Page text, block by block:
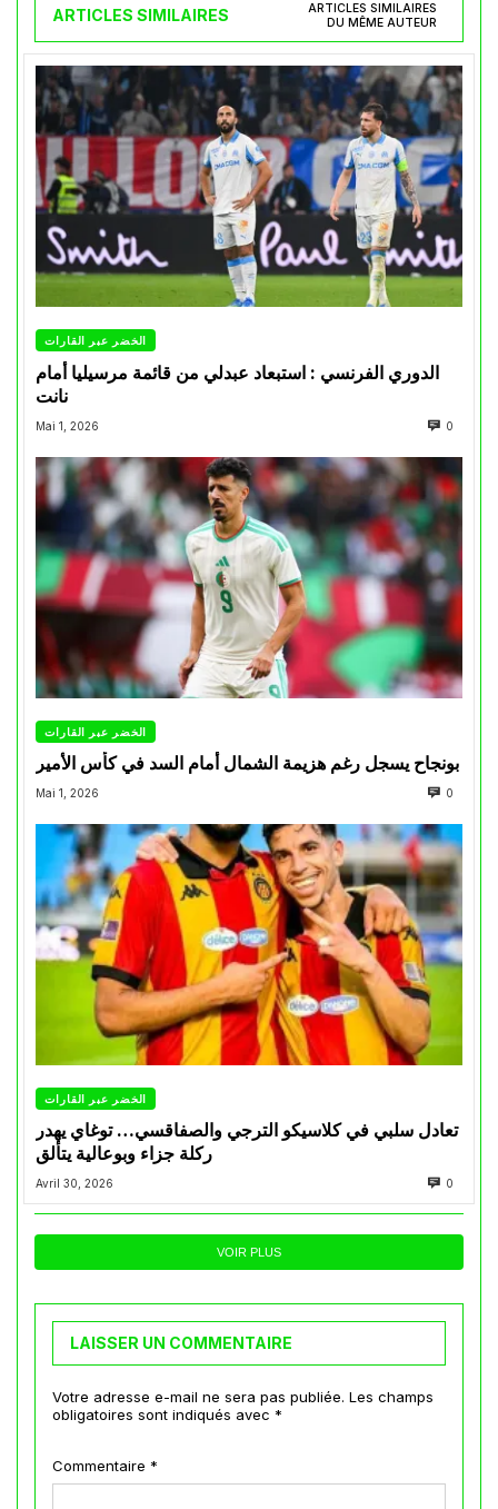
ARTICLES SIMILAIRES
ARTICLES SIMILAIRES
DU MÊME AUTEUR
الخضر عبر القارات
الدوري الفرنسي : استبعاد عبدلي من قائمة مرسيليا أمام
نانت
Mai 1, 2026 0
الخضر عبر القارات
بونجاح يسجل رغم هزيمة الشمال أمام السد في كأس الأمير
Mai 1, 2026 0
الخضر عبر القارات
تعادل سلبي في كلاسيكو الترجي والصفاقسي… توغاي يهدر
ركلة جزاء وبوعالية يتألق
Avril 30, 2026 0
VOIR PLUS
LAISSER UN COMMENTAIRE
Votre adresse e-mail ne sera pas publiée. Les champs
obligatoires sont indiqués avec *
Commentaire *